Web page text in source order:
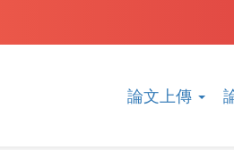
論文上傳